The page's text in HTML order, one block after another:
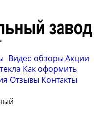
Видео обзоры Акции
Как оформить
Отзывы Контакты